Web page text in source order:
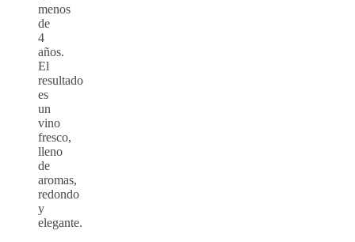
menos
de
4
años.
El
resultado
es
un
vino
fresco,
lleno
de
aromas,
redondo
y
elegante.